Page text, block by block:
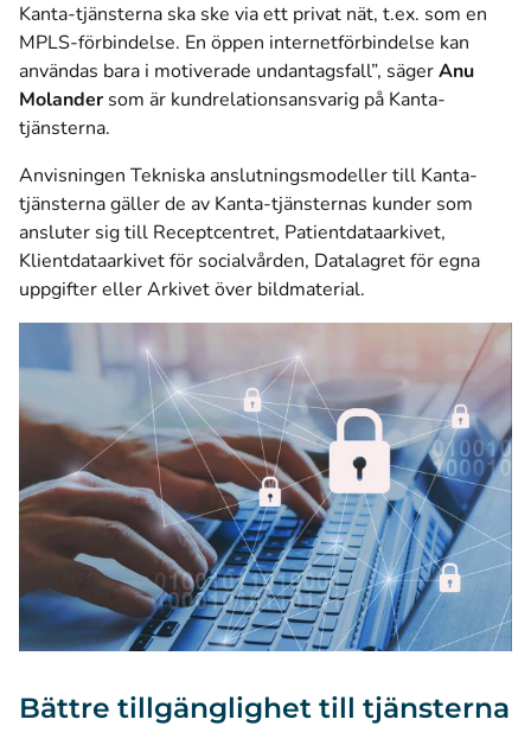
Kanta-tjänsterna ska ske via ett privat nät, t.ex. som en
MPLS-förbindelse. En öppen internetförbindelse kan
användas bara i motiverade undantagsfall”, sägerAnu
Molander som är kundrelationsansvarig på Kanta-
tjänsterna.
Anvisningen Tekniska anslutningsmodeller till Kanta-
tjänsterna gäller de av Kanta-tjänsternas kunder som
ansluter sig till Receptcentret, Patientdataarkivet,
Klientdataarkivet för socialvården, Datalagret för egna
uppgifter eller Arkivet över bildmaterial.
Bättre tillgänglighet till tjänsterna